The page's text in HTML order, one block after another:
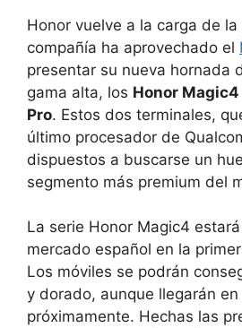
Honor vuelve a la carga de
compañía ha aprovechado el
presentar su nueva hornada
gama alta, los Honor
Pro. Estos dos terminales,
último procesador de
dispuestos a buscarse un
segmento más premium del
La serie Honor Magic4
mercado español en la
Los móviles se podrán
y dorado, aunque llegarán
próximamente. Hechas las